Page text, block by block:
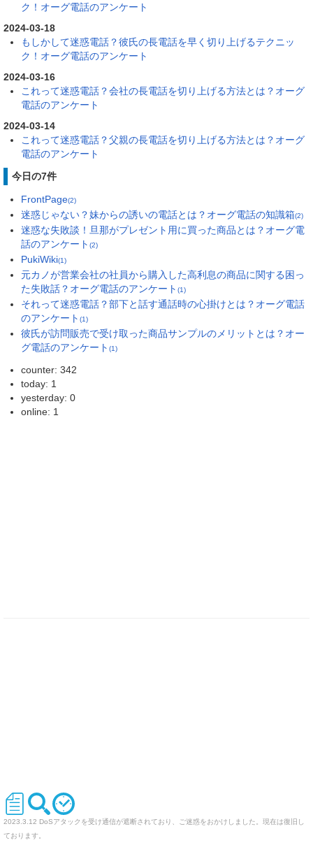
ク！オーグ電話のアンケート
2024-03-18
もしかして迷惑電話？彼氏の長電話を早く切り上げるテクニッ
ク！オーグ電話のアンケート
2024-03-16
これって迷惑電話？会社の長電話を切り上げる方法とは？オーグ
電話のアンケート
2024-03-14
これって迷惑電話？父親の長電話を切り上げる方法とは？オーグ
電話のアンケート
今日の7件
FrontPage(2)
迷惑じゃない？妹からの誘いの電話とは？オーグ電話の知識箱(2)
迷惑な失敗談！旦那がプレゼント用に買った商品とは？オーグ電
話のアンケート (2)
PukiWiki(1)
元カノが営業会社の社員から購入した高利息の商品に関する困っ
た失敗話？オーグ電話のアンケート (1)
それって迷惑電話？部下と話す通話時の心掛けとは？オーグ電話
のアンケート (1)
彼氏が訪問販売で受け取った商品サンプルのメリットとは？オー
グ電話のアンケート (1)
counter: 342
today: 1
yesterday: 0
online: 1
2023.3.12 DoSアタックを受け通信が遮断されており、ご迷惑をおかけしました。現在は復旧し
ております。